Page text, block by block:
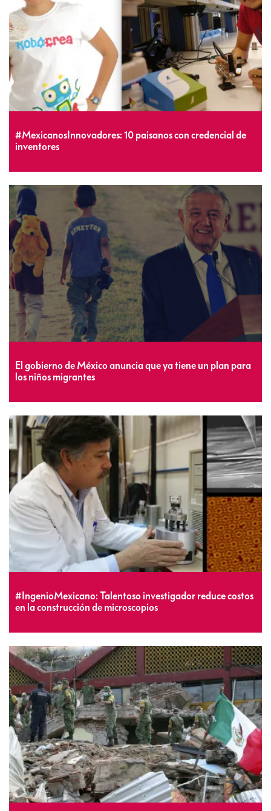
#MexicanosInnovadores: 10 paisanos con credencial de
inventores
El gobierno de México anuncia que ya tiene un plan para
los niños migrantes
#IngenioMexicano: Talentoso investigador reduce costos
en la construcción de microscopios